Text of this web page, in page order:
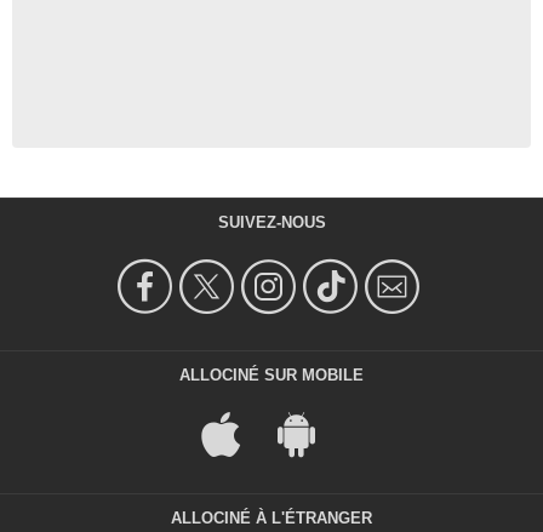
SUIVEZ-NOUS
ALLOCINÉ SUR MOBILE
ALLOCINÉ À L'ÉTRANGER